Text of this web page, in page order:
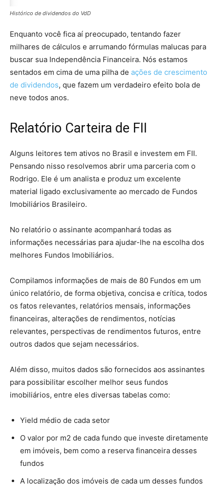
Histórico de dividendos do VdD
Enquanto você fica aí preocupado, tentando fazer
milhares de cálculos e arrumando fórmulas malucas para
buscar sua Independência Financeira. Nós estamos
sentados em cima de uma pilha de ações de crescimento
de dividendos, que fazem um verdadeiro efeito bola de
neve todos anos.
Relatório Carteira de FII
Alguns leitores tem ativos no Brasil e investem em FII.
Pensando nisso resolvemos abrir uma parceria com o
Rodrigo. Ele é um analista e produz um excelente
material ligado exclusivamente ao mercado de Fundos
Imobiliários Brasileiro.
No relatório o assinante acompanhará todas as
informações necessárias para ajudar-lhe na escolha dos
melhores Fundos Imobiliários.
Compilamos informações de mais de 80 Fundos em um
único relatório, de forma objetiva, concisa e crítica, todos
os fatos relevantes, relatórios mensais, informações
financeiras, alterações de rendimentos, notícias
relevantes, perspectivas de rendimentos futuros, entre
outros dados que sejam necessários.
Além disso, muitos dados são fornecidos aos assinantes
para possibilitar escolher melhor seus fundos
imobiliários, entre eles diversas tabelas como:
Yield médio de cada setor
O valor por m2 de cada fundo que investe diretamente
em imóveis, bem como a reserva financeira desses
fundos
A localização dos imóveis de cada um desses fundos